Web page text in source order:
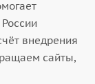
внедрения
сайты,